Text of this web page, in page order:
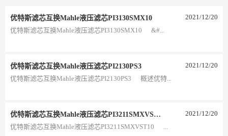
优特斯滤芯互换Mahle液压滤芯PI3130SMX10 2021 /12/20
优特斯滤芯互换Mahle液压滤芯PI3130SMX10 &#...
优特斯滤芯互换Mahle液压滤芯PI2130PS3 2021 /12/20
优特斯滤芯互换Mahle液压滤芯PI2130PS3 概述优特...
优特斯滤芯互换Mahle液压滤芯PI3211SMXVST10 2021 /12/20
优特斯滤芯互换Mahle液压滤芯PI3211SMXVST10 ...